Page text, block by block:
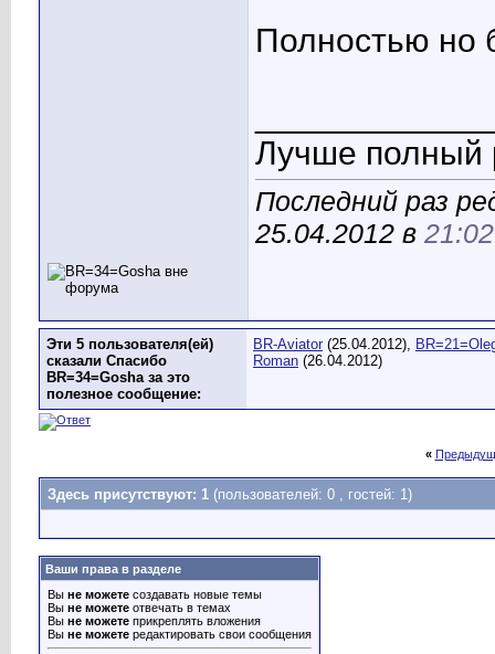
Полностью но
Лучше полный
Последний раз
25.04.2012 в 21:02
Эти 5 пользователя(ей)
сказали Спасибо
BR=34=Gosha за это
полезное сообщение:
BR-Aviator (25.04.2012),
Roman (26.04.2012)
«
Здесь присутствуют: 1 (пользователей: 0 , гостей: 1)
Ваши права в разделе
Вы не можете создавать новые темы
Вы не можете отвечать в темах
Вы не можете прикреплять вложения
Вы не можете редактировать свои сообщения